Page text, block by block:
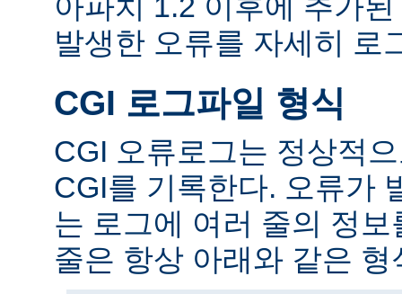
발생한 오류를 자세히 로
CGI 로그파일 형식
CGI 오류로그는 정상적
CGI를 기록한다. 오류가
는 로그에 여러 줄의 정
줄은 항상 아래와 같은 형